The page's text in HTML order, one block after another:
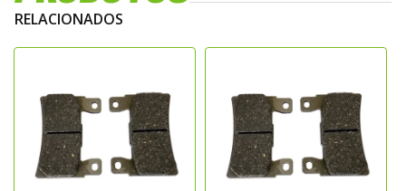
formulação DMX, da qual já foram vendidos
cerca de 13.000.000 de jogos sem qualquer
abrasão do disco, vida adequada e
frenagem progressiva.
RELACIONADOS